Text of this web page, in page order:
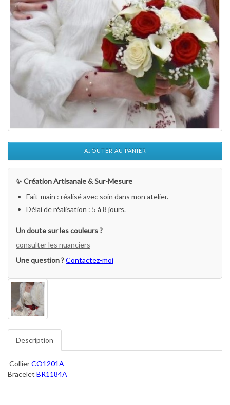
AJOUTER AU PANIER
✨ Création Artisanale & Sur-Mesure
Fait-main : réalisé avec soin dans mon atelier.
Délai de réalisation : 5 à 8 jours.
Un doute sur les couleurs ?
consulter les nuanciers
Une question ?Contactez-moi
Description
CollierCO1201A
Bracelet BR1184A